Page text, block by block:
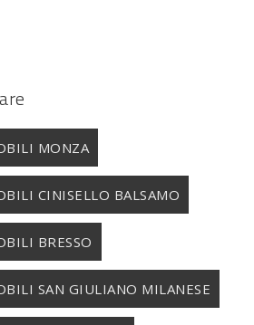
MONZA
CINISELLO BALSAMO
BRESSO
SAN GIULIANO MILANESE